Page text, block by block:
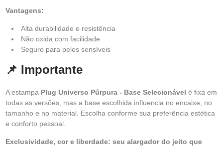
Vantagens:
Alta durabilidade e resistência
Não oxida com facilidade
Seguro para peles sensíveis
📌 Importante
A estampa Plug Universo Púrpura - Base Selecionável é fixa em
todas as versões, mas a base escolhida influencia no encaixe, no
tamanho e no material. Escolha conforme sua preferência estética
e conforto pessoal.
Exclusividade, cor e liberdade: seu alargador do jeito que